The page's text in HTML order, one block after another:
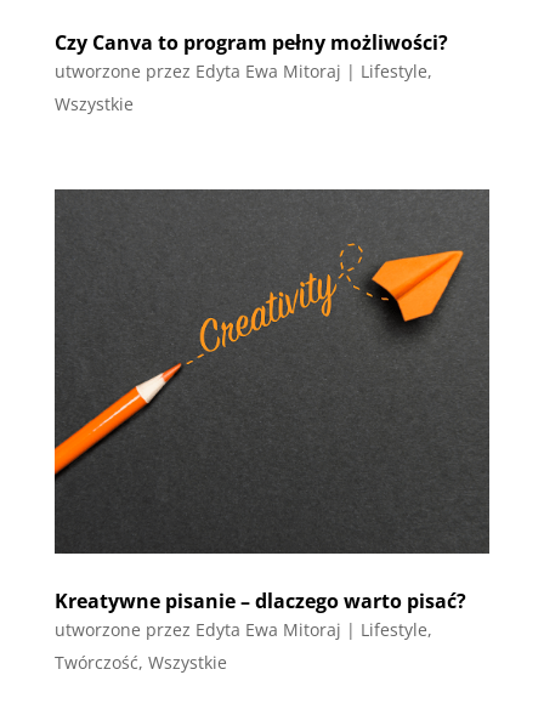
Czy Canva to program pełny możliwości?
utworzone przez Edyta Ewa Mitoraj | Lifestyle,
Wszystkie
Kreatywne pisanie – dlaczego warto pisać?
utworzone przez Edyta Ewa Mitoraj | Lifestyle,
Twórczość, Wszystkie